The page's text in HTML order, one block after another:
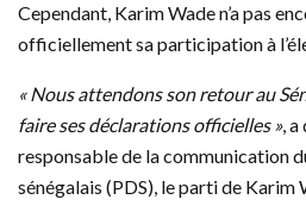
Cependant, Karim Wade n’a pas
officiellement sa participation à
« Nous attendons son retour au
faire ses déclarations officielles »,
responsable de la communication
sénégalais (PDS), le parti de Karim